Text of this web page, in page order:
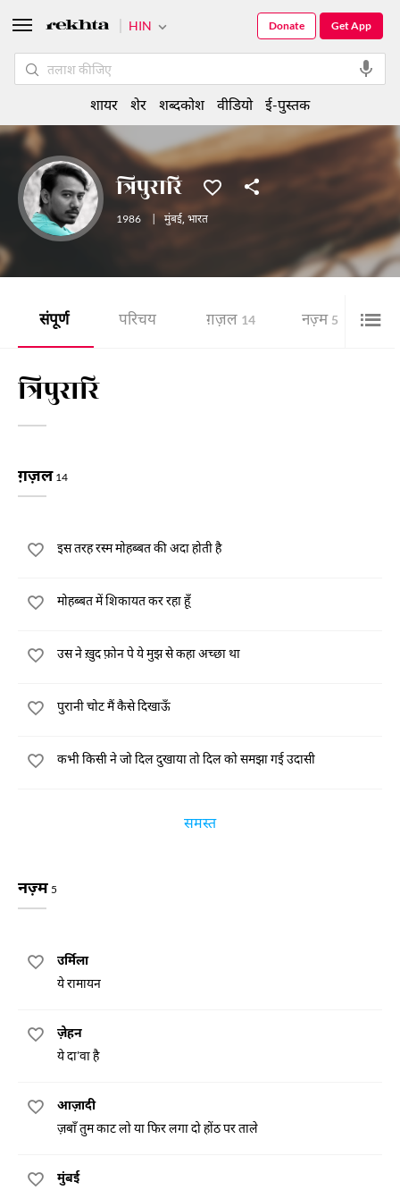
त्रिपुरारि
1986 मुंबई, भारत
संपूर्ण परिचय ग़ज़ल 14 नज़्म 5
त्रिपुरारि
ग़ज़ल 14
इस तरह रस्म मोहब्बत की अदा होती है
मोहब्बत में शिकायत कर रहा हूँ
उस ने ख़ुद फ़ोन पे ये मुझ से कहा अच्छा था
पुरानी चोट मैं कैसे दिखाऊँ
कभी किसी ने जो दिल दुखाया तो दिल को समझा गई उदासी
समस्त
नज़्म 5
उर्मिला
ये रामायन
ज़ेहन
ये दा'वा है
आज़ादी
ज़बाँ तुम काट लो या फिर लगा दो होंठ पर ताले
मुंबई
HIN Get App
Donate
शायर शेर शब्दकोश वीडियो ई-पुस्तक